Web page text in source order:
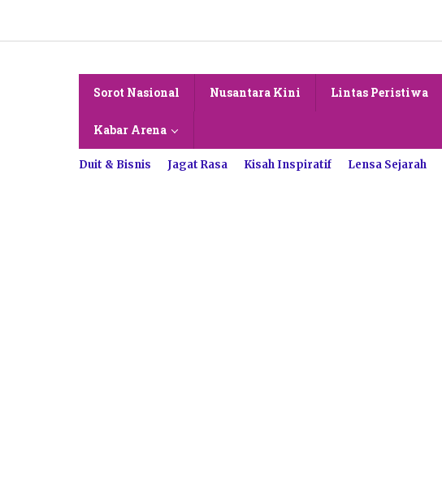
konten
Sorot Nasional Nusantara Kini Lintas Peristiwa
Kabar Arena
Duit & Bisnis Jagat Rasa Kisah Inspiratif Lensa Sejarah